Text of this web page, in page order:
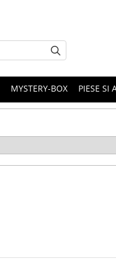
MYSTERY-BOX PIESE SI